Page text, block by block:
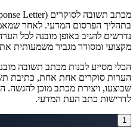
בתהליך הפרסום המדעי. לאחר
נדרשים להגיב באופן מובנה לכל
מקצועי ומסודר מגביר משמעותית
הערות סוקרים אחת אחת, כתיבת
שבוצעו, ויצירת מכתב מוכן להגשה.
לדרישות כתב העת המדעי.
1